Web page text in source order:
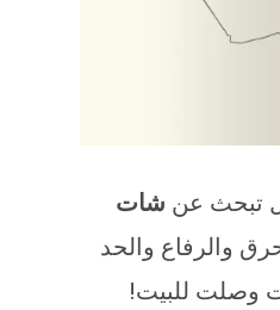
تبحث عن شات
والرفاع والحد
وصلت للبيت!